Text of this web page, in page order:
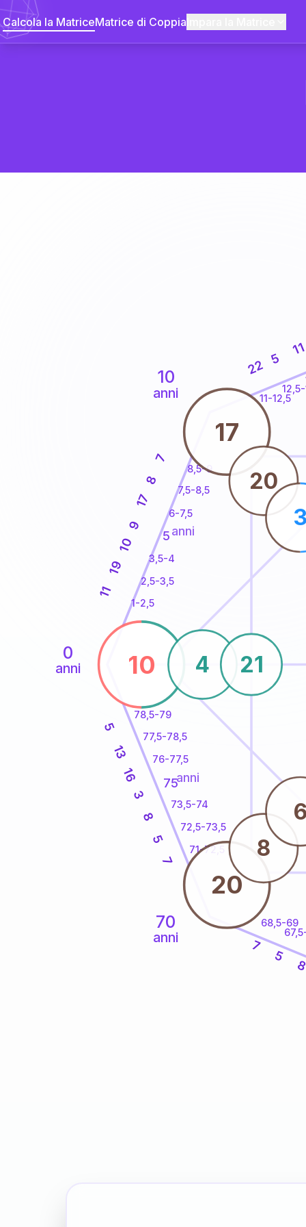
Calcola la MatriceMatrice di Coppia
0
anni
10
anni
70
anni
1-2,5
2,5-3,5
3,5-4
6-7,5
7,5-8,5
8,5-9
11-12,5
68,5-69
71-72,5
72,5-73,5
73,5-74
76-77,5
77,5-78,5
78,5-79
11
19
10
9
17
8
7
22 5
11
8
5
7
7
5
8
3
16
13
5
10
17
20
4 21
20
3
8
6
5anni
75anni